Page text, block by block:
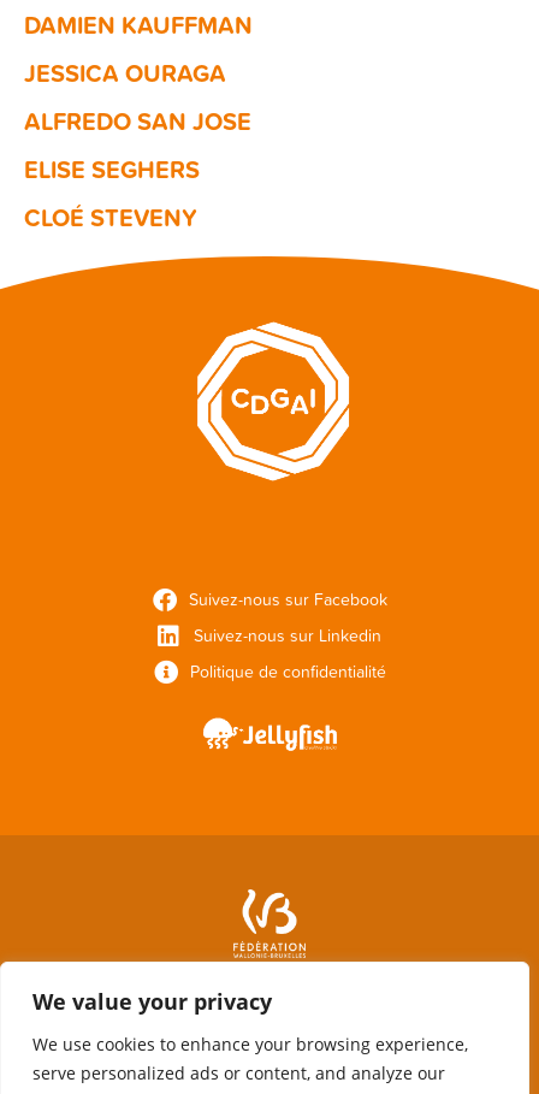
We value your privacy
We use cookies to enhance your browsing experience,
serve personalized ads or content, and analyze our
DAMIEN KAUFFMAN
JESSICA OURAGA
ALFREDO SAN JOSE
ELISE SEGHERS
​CLOÉ STEVENY
Suivez-nous sur Facebook
Suivez-nous sur Linkedin
Politique de confidentialité